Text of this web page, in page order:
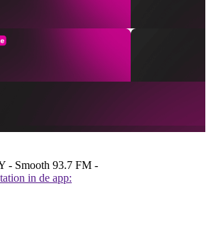
- Smooth 93.7 FM -
in de app: